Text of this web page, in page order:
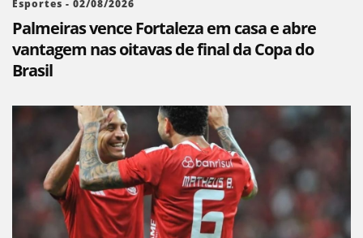
Esportes - 02/08/2026
Palmeiras vence Fortaleza em casa e abre
vantagem nas oitavas de final da Copa do
Brasil